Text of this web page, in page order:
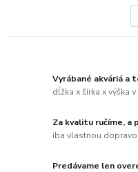
Vyrábané akváriá a
dĺžka x šírka x výška
Za kvalitu ručíme, a
iba vlastnou
Predávame len